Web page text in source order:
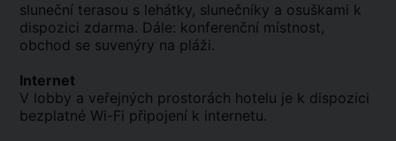
sluneční terasou s lehátky, slunečníky a osuškami k
dispozici zdarma. Dále: konferenční místnost,
obchod se suvenýry na pláži.
Internet
V lobby a veřejných prostorách hotelu je k dispozici
bezplatné Wi-Fi připojení k internetu.